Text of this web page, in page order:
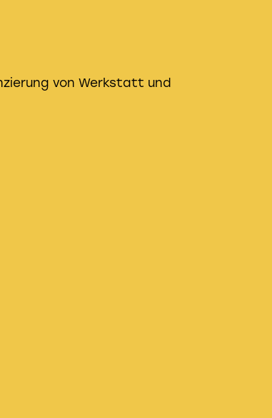
von Werkstatt und